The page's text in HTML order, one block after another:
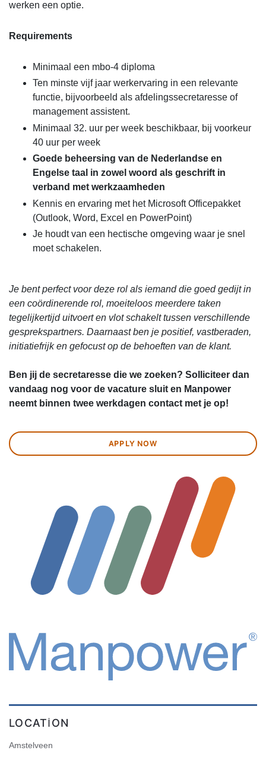
werken een optie.
Requirements
Minimaal een mbo-4 diploma
Ten minste vijf jaar werkervaring in een relevante
functie, bijvoorbeeld als afdelingssecretaresse of
management assistent.
Minimaal 32. uur per week beschikbaar, bij voorkeur
40 uur per week
Goede beheersing van de Nederlandse en
Engelse taal in zowel woord als geschrift in
verband met werkzaamheden
Kennis en ervaring met het Microsoft Officepakket
(Outlook, Word, Excel en PowerPoint)
Je houdt van een hectische omgeving waar je snel
moet schakelen.
Je bent perfect voor deze rol als iemand die goed gedijt in
een coördinerende rol, moeiteloos meerdere taken
tegelijkertijd uitvoert en vlot schakelt tussen verschillende
gesprekspartners. Daarnaast ben je positief, vastberaden,
initiatiefrijk en gefocust op de behoeften van de klant.
Ben jij de secretaresse die we zoeken? Solliciteer dan
vandaag nog voor de vacature sluit en Manpower
neemt binnen twee werkdagen contact met je op!
APPLY NOW
LOCATION
Amstelveen